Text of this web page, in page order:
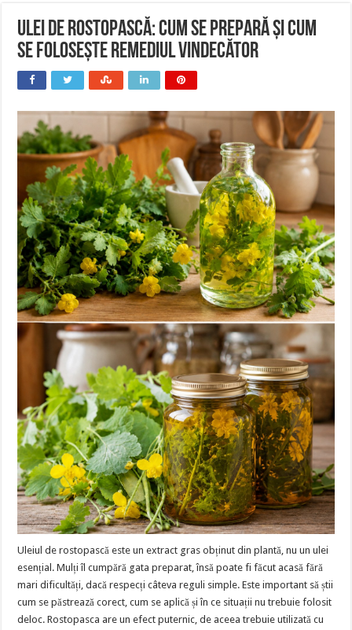
Ulei de rostopască: cum se prepară și cum
se folosește remediul vindecător
Uleiul de rostopască este un extract gras obținut din plantă, nu un ulei
esențial. Mulți îl cumpără gata preparat, însă poate fi făcut acasă fără
mari dificultăți, dacă respecți câteva reguli simple. Este important să știi
cum se păstrează corect, cum se aplică și în ce situații nu trebuie folosit
deloc. Rostopasca are un efect puternic, de aceea trebuie utilizată cu